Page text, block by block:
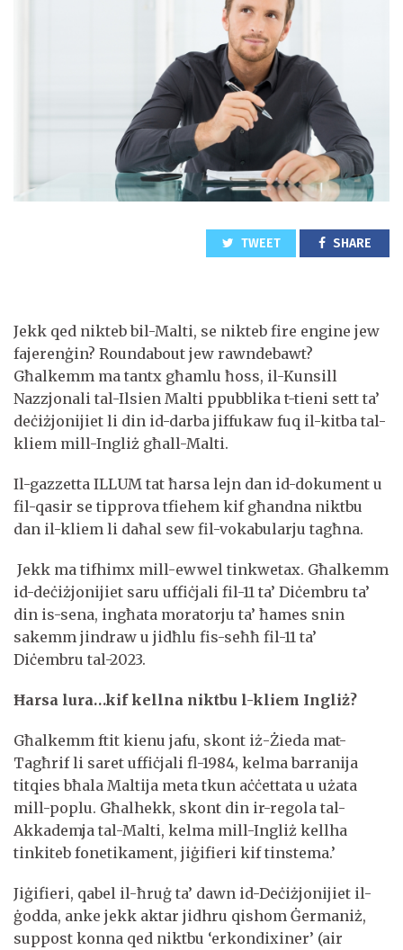
TWEET SHARE
Jekk qed nikteb bil-Malti, se nikteb fire engine jew
fajerenġin? Roundabout jew rawndebawt?
Għalkemm ma tantx għamlu ħoss, il-Kunsill
Nazzjonali tal-Ilsien Malti ppubblika t-tieni sett ta’
deċiżjonijiet li din id-darba jiffukaw fuq il-kitba tal-
kliem mill-Ingliż għall-Malti.
Il-gazzetta ILLUM tat ħarsa lejn dan id-dokument u
fil-qasir se tipprova tfiehem kif għandna niktbu
dan il-kliem li daħal sew fil-vokabularju tagħna.
Jekk ma tifhimx mill-ewwel tinkwetax. Għalkemm
id-deċiżjonijiet saru uffiċjali fil-11 ta’ Diċembru ta’
din is-sena, ingħata moratorju ta’ ħames snin
sakemm jindraw u jidħlu fis-seħħ fil-11 ta’
Diċembru tal-2023.
Ħarsa lura…kif kellna niktbu l-kliem Ingliż?
Għalkemm ftit kienu jafu, skont iż-Żieda mat-
Tagħrif li saret uffiċjali fl-1984, kelma barranija
titqies bħala Maltija meta tkun aċċettata u użata
mill-poplu. Għalhekk, skont din ir-regola tal-
Akkademja tal-Malti, kelma mill-Ingliż kellha
tinkiteb fonetikament, jiġifieri kif tinstema.’
Jiġifieri, qabel il-ħruġ ta’ dawn id-Deċiżjonijiet il-
ġodda, anke jekk aktar jidhru qishom Ġermaniż,
suppost konna qed niktbu ‘erkondixiner’ (air